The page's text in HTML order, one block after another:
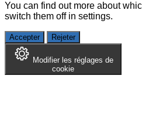
You can find out more about
switch them off in settings.
Accepter Rejeter
Modifier les réglages de
cookie